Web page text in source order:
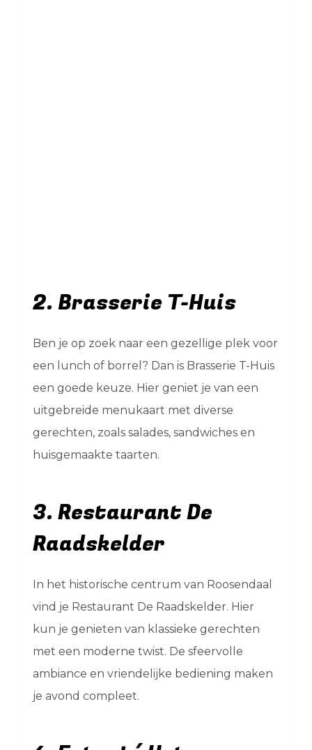
2. Brasserie T-Huis
Ben je op zoek naar een gezellige plek voor
een lunch of borrel? Dan is Brasserie T-Huis
een goede keuze. Hier geniet je van een
uitgebreide menukaart met diverse
gerechten, zoals salades, sandwiches en
huisgemaakte taarten.
3. Restaurant De
Raadskelder
In het historische centrum van Roosendaal
vind je Restaurant De Raadskelder. Hier
kun je genieten van klassieke gerechten
met een moderne twist. De sfeervolle
ambiance en vriendelijke bediening maken
je avond compleet.